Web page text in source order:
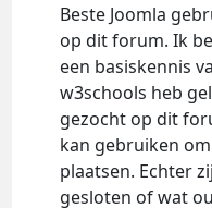
Beste Joomla
op dit forum. Ik
een basiskennis
w3schools heb
gezocht op dit
kan gebruiken
plaatsen. Echter
gesloten of wat